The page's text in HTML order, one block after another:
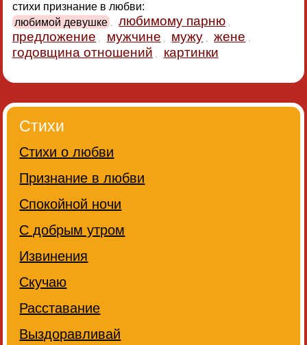
стихи признание в любви:
любимой девушке , любимому парню ,
предложение , мужчине , мужу , жене ,
годовщина отношений , картинки
Стихи
Стихи о любви
Признание в любви
Спокойной ночи
С добрым утром
Извинения
Скучаю
Расставание
Выздоравливай